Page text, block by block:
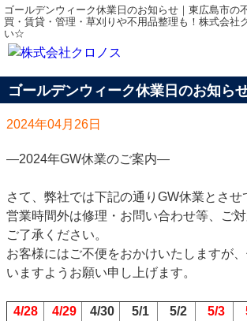
ゴールデンウィーク休業日のお知らせ｜東広島市の
買・賃貸・管理・草刈りや不用品整理も！株式会社
い☆
ゴールデンウィーク休業日のお知ら
2024年04月26日
―2024年GW休業のご案内―
さて、弊社では下記の通りGW休業とさせ
営業時間外は修理・お問い合わせ等、ご
ご了承ください。
お客様にはご不便をおかけいたしますが
いますようお願い申し上げます。
4/28 4/29 4/30 5/1 5/2 5/3